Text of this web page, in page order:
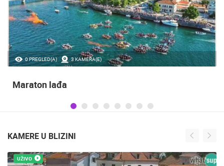
35.23M PREGLED(A) 56 KAMERA(E)
Obilježavanje Dana pobjede i domovinske